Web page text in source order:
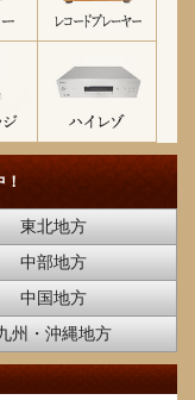
東北地方
中部地方
中国地方
州・沖縄地方